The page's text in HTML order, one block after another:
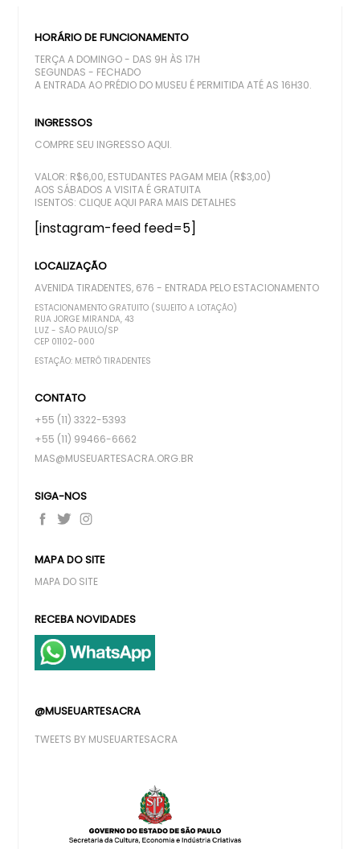
HORÁRIO DE FUNCIONAMENTO
TERÇA A DOMINGO - DAS 9H ÀS 17H
SEGUNDAS - FECHADO
A ENTRADA AO PRÉDIO DO MUSEU É PERMITIDA ATÉ AS 16H30.
INGRESSOS
COMPRE SEU INGRESSO AQUI.
VALOR: R$6,00, ESTUDANTES PAGAM MEIA (R$3,00)
AOS SÁBADOS A VISITA É GRATUITA
ISENTOS: CLIQUE AQUI PARA MAIS DETALHES
[instagram-feed feed=5]
LOCALIZAÇÃO
AVENIDA TIRADENTES, 676 - ENTRADA PELO ESTACIONAMENTO
ESTACIONAMENTO GRATUITO (SUJEITO A LOTAÇÃO)
RUA JORGE MIRANDA, 43
LUZ - SÃO PAULO/SP
CEP 01102-000
ESTAÇÃO: METRÔ TIRADENTES
CONTATO
+55 (11) 3322-5393
+55 (11) 99466-6662
MAS@MUSEUARTESACRA.ORG.BR
SIGA-NOS
MAPA DO SITE
MAPA DO SITE
RECEBA NOVIDADES
@MUSEUARTESACRA
TWEETS BY MUSEUARTESACRA